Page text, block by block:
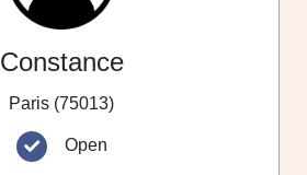
Constance
Paris (75013)
Open